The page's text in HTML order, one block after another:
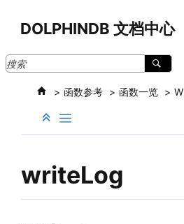
DOLPHINDB 文档中心
函数参考 函数一览 W
writeLog